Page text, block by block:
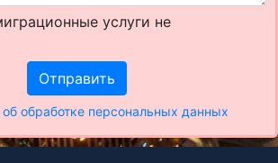
услуги не
Отправить
обработке персональных данных